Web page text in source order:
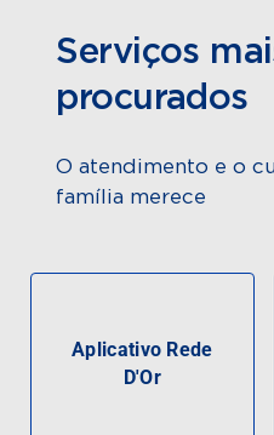
Serviços
procurados
O atendimento e o
família merece
Aplicativo Rede
D'Or